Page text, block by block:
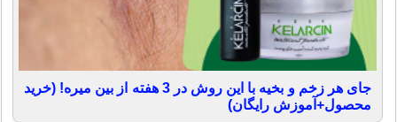
جای هر زخم و بخیه با این روش در 3 هفته از بین میره! (خرید
محصول+آموزش رایگان)